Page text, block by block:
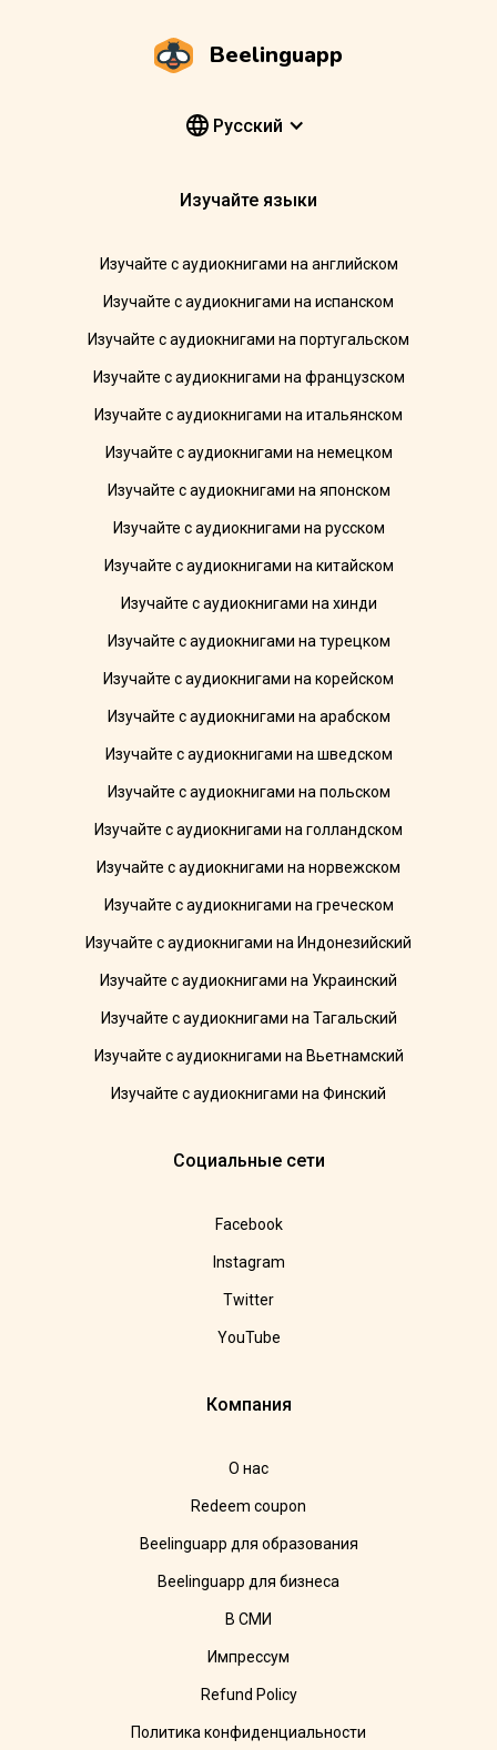
Beelinguapp
Pусский
Изучайте языки
Изучайте с аудиокнигами на английском
Изучайте с аудиокнигами на испанском
Изучайте с аудиокнигами на португальском
Изучайте с аудиокнигами на французском
Изучайте с аудиокнигами на итальянском
Изучайте с аудиокнигами на немецком
Изучайте с аудиокнигами на японском
Изучайте с аудиокнигами на русском
Изучайте с аудиокнигами на китайском
Изучайте с аудиокнигами на хинди
Изучайте с аудиокнигами на турецком
Изучайте с аудиокнигами на корейском
Изучайте с аудиокнигами на арабском
Изучайте с аудиокнигами на шведском
Изучайте с аудиокнигами на польском
Изучайте с аудиокнигами на голландском
Изучайте с аудиокнигами на норвежском
Изучайте с аудиокнигами на греческом
Изучайте с аудиокнигами на Индонезийский
Изучайте с аудиокнигами на Украинский
Изучайте с аудиокнигами на Тагальский
Изучайте с аудиокнигами на Вьетнамский
Изучайте с аудиокнигами на Финский
Социальные сети
Facebook
Instagram
Twitter
YouTube
Компания
О нас
Redeem coupon
Beelinguapp для образования
Beelinguapp для бизнеса
В СМИ
Импрессум
Refund Policy
Политика конфиденциальности